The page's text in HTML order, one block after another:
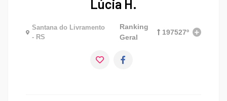
Lúcia H.
Santana do Livramento
- RS
Ranking
Geral
197527º